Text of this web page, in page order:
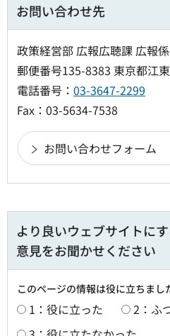
お問い合わせ先
政策経営部 広報広聴課 広報
郵便番号135-8383 東京都江
電話番号： 03-3647-2299
Fax：03-5634-7538
より良いウェブサイトに
意見をお聞かせください
このページの情報は役に立ちまし
1：役に立った
2：ふ